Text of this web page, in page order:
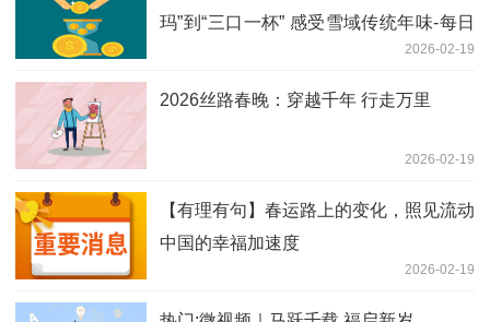
玛”到“三口一杯” 感受雪域传统年味-每日
2026-02-19
2026丝路春晚：穿越千年 行走万里
2026-02-19
【有理有句】春运路上的变化，照见流动
中国的幸福加速度
2026-02-19